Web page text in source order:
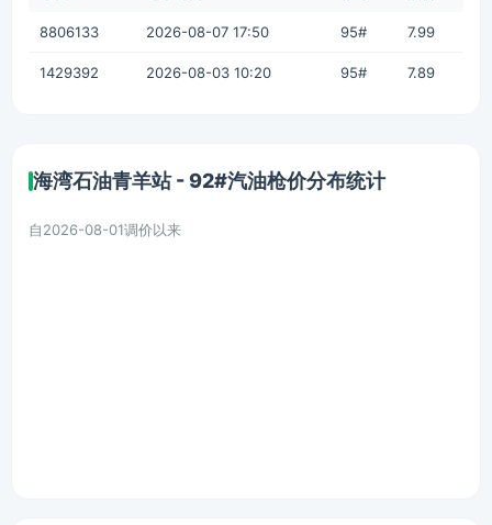
8806133 2026-08-07 17:50 95# 7.99
1429392 2026-08-03 10:20 95# 7.89
海湾石油青羊站 - 92#汽油枪价分布统计
自2026-08-01调价以来